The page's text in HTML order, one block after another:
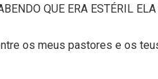
QUE ERA ESTÉRIL ELA
os meus pastores e os